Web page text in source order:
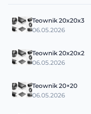
Teownik 20x20x3
06.05.2026
Teownik 20x20x2
06.05.2026
Teownik 20×20
06.05.2026